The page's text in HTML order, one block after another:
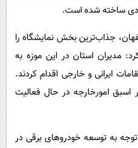
جذاب‌ترین بخش نمایشگاه را
مدیران استان در این موزه به
ایرانی و خارجی اقدام کردند.
اسبق امورخارجه در حال فعالیت
به توسعه خودروهای برقی در